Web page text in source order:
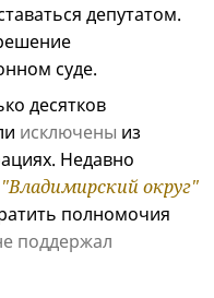
депутатом.
суде.
десятков
исключены из
Недавно
округ"
полномочия
поддержал